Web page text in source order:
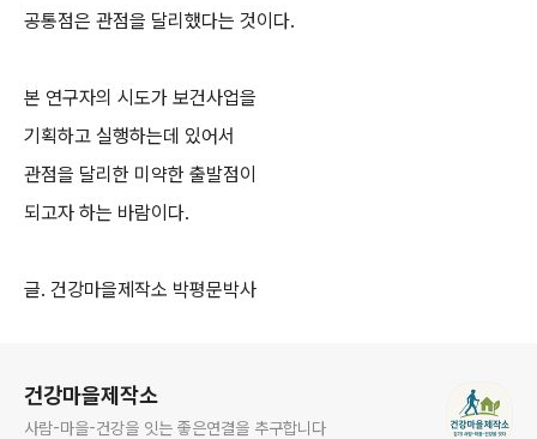
공통점은 관점을 달리했다는 것이다.
본 연구자의 시도가 보건사업을
기획하고 실행하는데 있어서
관점을 달리한 미약한 출발점이
되고자 하는 바람이다.
글. 건강마을제작소 박평문박사
건강마을제작소
사람-마을-건강을 잇는 좋은연결을 추구합니다